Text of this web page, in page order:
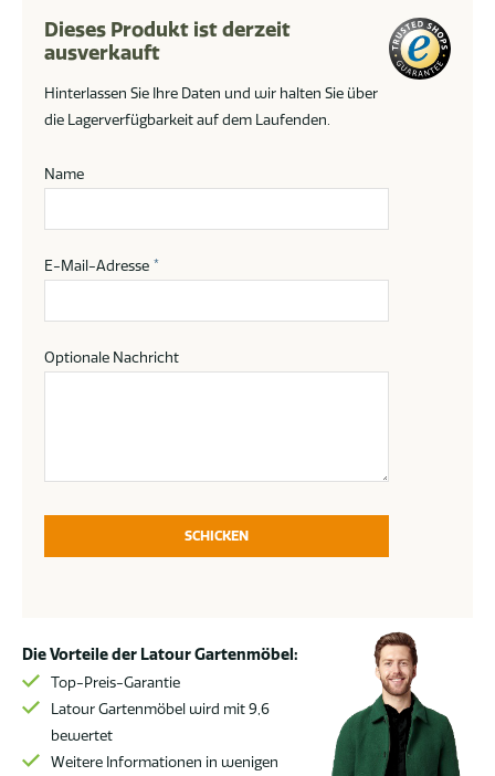
Dieses Produkt ist derzeit
ausverkauft
Hinterlassen Sie Ihre Daten und wir halten Sie über
die Lagerverfügbarkeit auf dem Laufenden.
Name
E-Mail-Adresse *
Optionale Nachricht
SCHICKEN
Die Vorteile der Latour Gartenmöbel:
Top-Preis-Garantie
Latour Gartenmöbel wird mit 9,6
bewertet
Weitere Informationen in wenigen